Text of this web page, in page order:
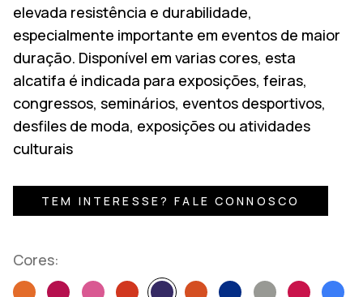
elevada resistência e durabilidade,
especialmente importante em eventos de maior
duração. Disponível em varias cores, esta
alcatifa é indicada para exposições, feiras,
congressos, seminários, eventos desportivos,
desfiles de moda, exposições ou atividades
culturais
TEM INTERESSE? FALE CONNOSCO
Cores: